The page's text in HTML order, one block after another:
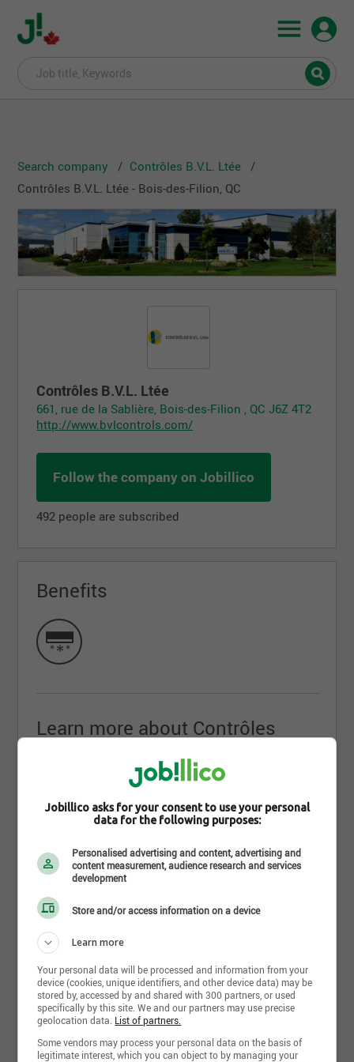
Search company
Contrôles B.V.L. Ltée
Contrôles B.V.L. Ltée - Bois-des-Filion, QC
Contrôles B.V.L. Ltée
661, rue de la Sablière, Bois-des-Filion , QC J6Z 4T2
http://www.bvlcontrols.com/
Follow the company on Jobillico
492 people are subscribed
Benefits
Learn more about Contrôles
Établi depuis 30 ans dans les systèmes de contrôle
de boisson et la fabrication des unités
réfrigérantes. Contrôles B.V.L. se distinguent par la
et notre développement constant pour être à la fine
pointe de la technologie. Contrôles B.V.L.
promouvoit ses produits avec les distributeurs à
travers le Canada, les États-unis et le Mexique.
Le soutien technique est offert à notre clientèle par
la présence d’un technicien ou par appel
téléphonique. Notre service de qualité et nos
clients satisfaits font de nous une compagnie de
confiance.
Carrières
Nous sommes une équipe dynamique en pleine
Read more
Photos and videos
Jobillico asks for your consent to use your personal
data for the following purposes:
Personalised advertising and content, advertising and
content measurement, audience research and services
development
Store and/or access information on a device
Learn more
Your personal data will be processed and information from your
device (cookies, unique identifiers, and other device data) may be
stored by, accessed by and shared with 300 partners, or used
specifically by this site. We and our partners may use precise
geolocation data. List of partners.
Some vendors may process your personal data on the basis of
legitimate interest, which you can object to by managing your